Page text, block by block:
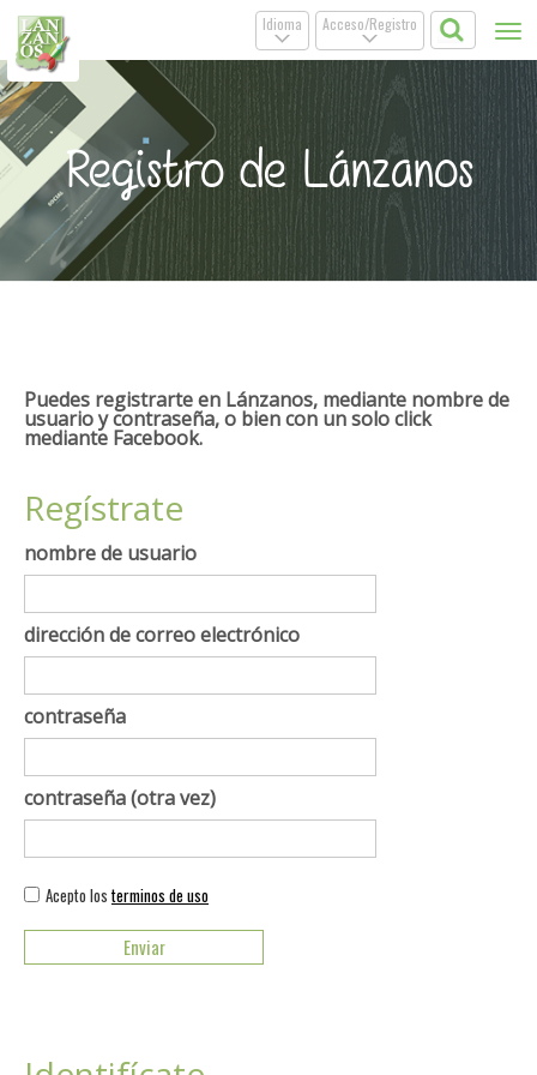
Acceso/Registro
.
Idioma
.
Registro de Lánzanos
Puedes registrarte en Lánzanos, mediante nombre de
usuario y contraseña, o bien con un solo click
mediante Facebook.
Regístrate
nombre de usuario
dirección de correo electrónico
contraseña
contraseña (otra vez)
Acepto los terminos de uso